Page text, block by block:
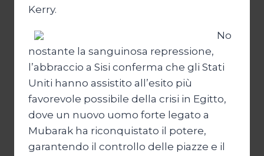
Kerry.
No
nostante la sanguinosa repressione,
l’abbraccio a Sisi conferma che gli Stati
Uniti hanno assistito all’esito più
favorevole possibile della crisi in Egitto,
dove un nuovo uomo forte legato a
Mubarak ha riconquistato il potere,
garantendo il controllo delle piazze e il